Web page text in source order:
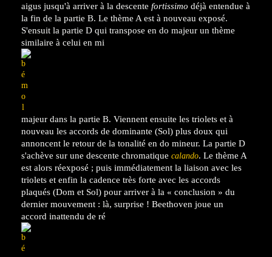
aigus jusqu'à arriver à la descente fortissimo déjà entendue à
la fin de la partie B. Le thème A est à nouveau exposé.
S'ensuit la partie D qui transpose en do majeur un thème
similaire à celui en mi
majeur dans la partie B. Viennent ensuite les triolets et à
nouveau les accords de dominante (Sol) plus doux qui
annoncent le retour de la tonalité en do mineur. La partie D
s'achève sur une descente chromatique calando. Le thème A
est alors réexposé ; puis immédiatement la liaison avec les
triolets et enfin la cadence très forte avec les accords
plaqués (Dom et Sol) pour arriver à la « conclusion » du
dernier mouvement : là, surprise ! Beethoven joue un
accord inattendu de ré